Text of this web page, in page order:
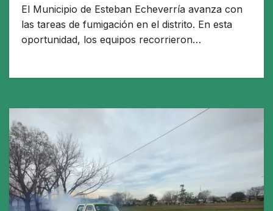
El Municipio de Esteban Echeverría avanza con
las tareas de fumigación en el distrito. En esta
oportunidad, los equipos recorrieron…